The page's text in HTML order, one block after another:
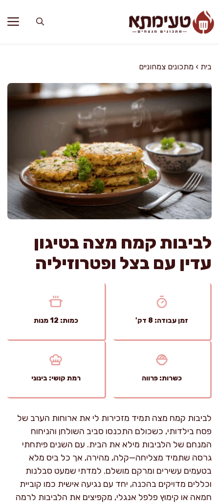
לתוכן
בית › מתכונים צמחוניים
לביבות קמח מצה בטיגון
עדין עם בצל ופטרוזיליה
זמן עבודה: 8 דק' כמות: 12 מנות
כשרות: פרווה רמת קושי: בינוני
לביבות קמח מצה תמיד מזכירות לי את ארוחות הערב של
פסח בילדותי, כשכולם התכנסו סביב השולחן והניחוח
המנחם של הלביבות מילא את הבית. עם השנים פיתחתי
גרסה שתמיד מצליחה—קלה, מהירה, אך כל ביס מלא
בטעמים עשירים ומרקם מושלם. למדתי שמעט סבלנות
וכללים מדויקים בהכנה, יחד עם נגיעה אישית כמו קוביית
חמאה או קימוץ פלפל אנגלי, מקפיצים את הלביבות לרמה